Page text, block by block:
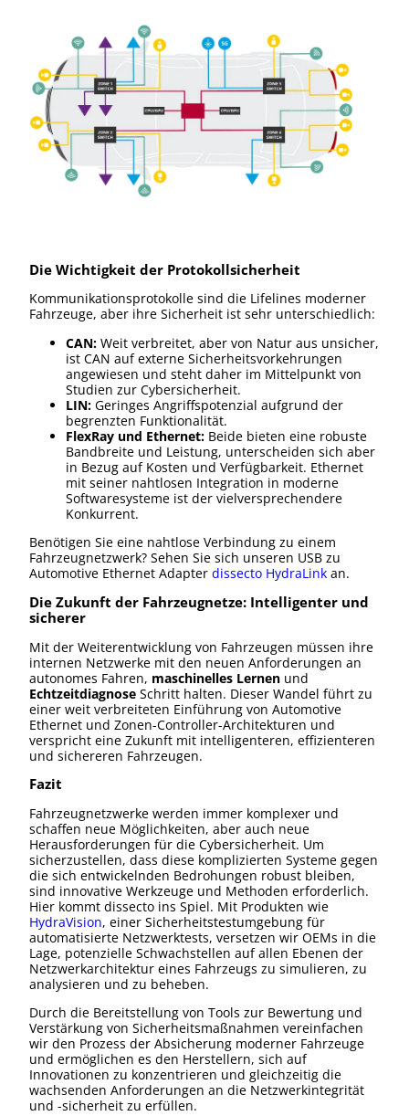
Die Wichtigkeit der Protokollsicherheit
Kommunikationsprotokolle sind die Lifelines moderner
Fahrzeuge, aber ihre Sicherheit ist sehr unterschiedlich:
CAN: Weit verbreitet, aber von Natur aus unsicher,
ist CAN auf externe Sicherheitsvorkehrungen
angewiesen und steht daher im Mittelpunkt von
Studien zur Cybersicherheit.
LIN: Geringes Angriffspotenzial aufgrund der
begrenzten Funktionalität.
FlexRay und Ethernet: Beide bieten eine robuste
Bandbreite und Leistung, unterscheiden sich aber
in Bezug auf Kosten und Verfügbarkeit. Ethernet
mit seiner nahtlosen Integration in moderne
Softwaresysteme ist der vielversprechendere
Konkurrent.
Benötigen Sie eine nahtlose Verbindung zu einem
Fahrzeugnetzwerk? Sehen Sie sich unseren USB zu
Automotive Ethernet Adapter dissecto HydraLink an.
Die Zukunft der Fahrzeugnetze: Intelligenter und
sicherer
Mit der Weiterentwicklung von Fahrzeugen müssen ihre
internen Netzwerke mit den neuen Anforderungen an
autonomes Fahren, maschinelles Lernen und
Echtzeitdiagnose Schritt halten. Dieser Wandel führt zu
einer weit verbreiteten Einführung von Automotive
Ethernet und Zonen-Controller-Architekturen und
verspricht eine Zukunft mit intelligenteren, effizienteren
und sichereren Fahrzeugen.
Fazit
Fahrzeugnetzwerke werden immer komplexer und
schaffen neue Möglichkeiten, aber auch neue
Herausforderungen für die Cybersicherheit. Um
sicherzustellen, dass diese komplizierten Systeme gegen
die sich entwickelnden Bedrohungen robust bleiben,
sind innovative Werkzeuge und Methoden erforderlich.
Hier kommt dissecto ins Spiel. Mit Produkten wie
HydraVision, einer Sicherheitstestumgebung für
automatisierte Netzwerktests, versetzen wir OEMs in die
Lage, potenzielle Schwachstellen auf allen Ebenen der
Netzwerkarchitektur eines Fahrzeugs zu simulieren, zu
analysieren und zu beheben.
Durch die Bereitstellung von Tools zur Bewertung und
Verstärkung von Sicherheitsmaßnahmen vereinfachen
wir den Prozess der Absicherung moderner Fahrzeuge
und ermöglichen es den Herstellern, sich auf
Innovationen zu konzentrieren und gleichzeitig die
wachsenden Anforderungen an die Netzwerkintegrität
und -sicherheit zu erfüllen.